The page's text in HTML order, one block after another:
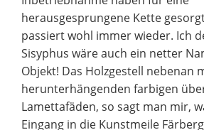
herausgesprungene Kette
passiert wohl immer wieder. Ich
Sisyphus wäre auch ein netter
Objekt! Das Holzgestell nebenan
herunterhängenden farbigen
Lamettafäden, so sagt man mir,
Eingang in die Kunstmeile